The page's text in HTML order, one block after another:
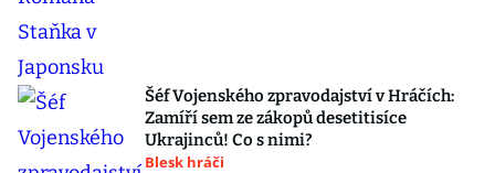
Šéf Vojenského zpravodajství v Hráčích:
Zamíří sem ze zákopů desetitisíce
Ukrajinců! Co s nimi?
Blesk hráči